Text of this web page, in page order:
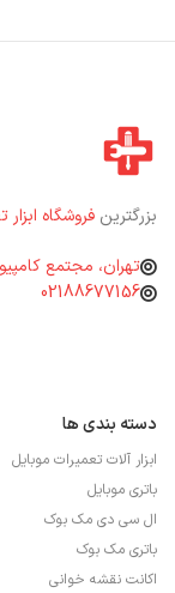
بزرگترین فروشگاه ابزار
تهران، مجتمع
02188677156
دسته بندی ها
ابزار آلات تعمیرات موبایل
باتری موبایل
ال سی دی مک بوک
باتری مک بوک
اکانت نقشه خوانی